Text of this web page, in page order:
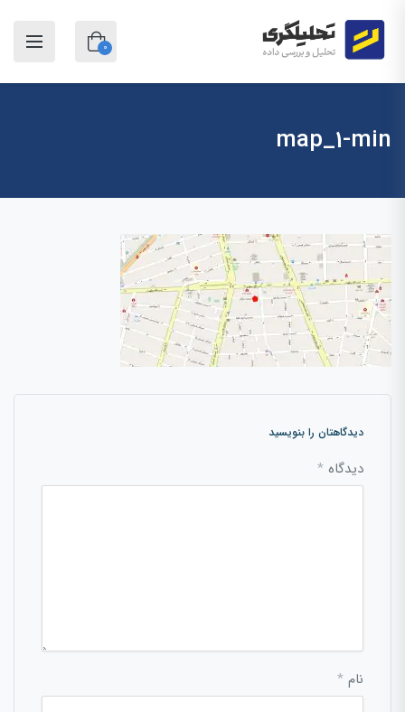
0
map_1-min
دیدگاهتان را بنویسید
دیدگاه *
نام *